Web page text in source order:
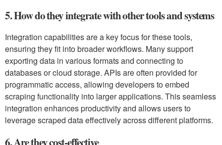
5. How do they integrate with other tools and systems
Integration capabilities are a key focus for these tools,
ensuring they fit into broader workflows. Many support
exporting data in various formats and connecting to
databases or cloud storage. APIs are often provided for
programmatic access, allowing developers to embed
scraping functionality into larger applications. This seamless
integration enhances productivity and allows users to
leverage scraped data effectively across different platforms.
6. Are they cost-effective